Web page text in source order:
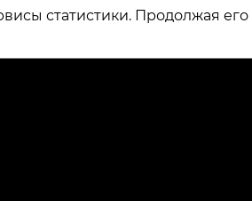
статистики. Продолжая его